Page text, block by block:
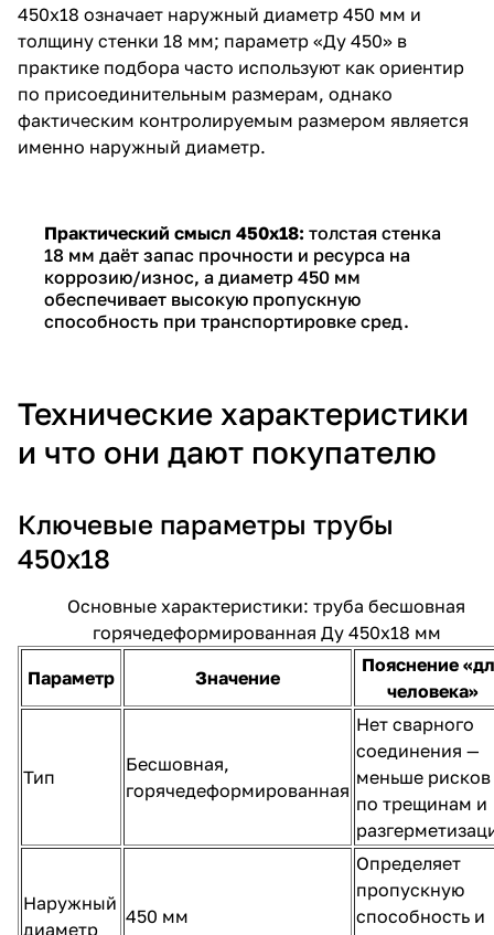
450х18 означает наружный диаметр 450 мм и
толщину стенки 18 мм; параметр «Ду 450» в
практике подбора часто используют как ориентир
по присоединительным размерам, однако
фактическим контролируемым размером является
именно наружный диаметр.
Практический смысл 450х18: толстая стенка
18 мм даёт запас прочности и ресурса на
коррозию/износ, а диаметр 450 мм
обеспечивает высокую пропускную
способность при транспортировке сред.
Технические характеристики
и что они дают покупателю
Ключевые параметры трубы
450х18
Основные характеристики: труба бесшовная
горячедеформированная Ду 450х18 мм
Параметр Значение
Пояснение
человека»
Тип
Бесшовная,
горячедеформированная
Нет сварного
соединения —
меньше рисков
по трещинам и
Наружный
диаметр
450 мм
Определяет
пропускную
способность и